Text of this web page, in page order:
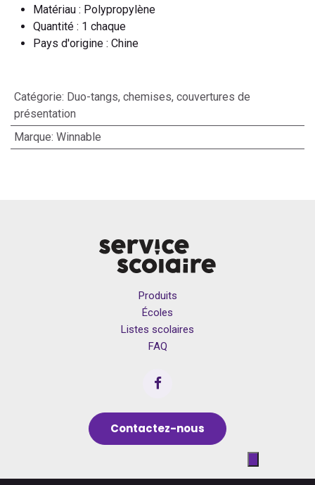
Matériau : Polypropylène
Quantité : 1 chaque
Pays d'origine : Chine
Catégorie: Duo-tangs, chemises, couvertures de
présentation
Marque: Winnable
Produits
Écoles
Listes scolaires
FAQ
Contactez-nous